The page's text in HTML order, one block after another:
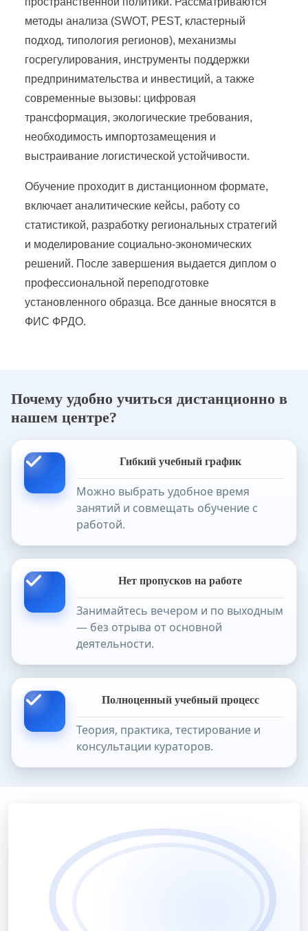
методы анализа (SWOT, PEST, кластерный
подход, типология регионов), механизмы
госрегулирования, инструменты поддержки
предпринимательства и инвестиций, а также
современные вызовы: цифровая
трансформация, экологические требования,
необходимость импортозамещения и
выстраивание логистической устойчивости.
Обучение проходит в дистанционном формате,
включает аналитические кейсы, работу со
статистикой, разработку региональных стратегий
и моделирование социально-экономических
решений. После завершения выдается диплом о
профессиональной переподготовке
установленного образца. Все данные вносятся в
ФИС ФРДО.
Почему удобно учиться дистанционно в
нашем центре?
Гибкий учебный график
Можно выбрать удобное время
занятий и совмещать обучение с
работой.
Нет пропусков на работе
Занимайтесь вечером и по выходным
— без отрыва от основной
деятельности.
Полноценный учебный процесс
Теория, практика, тестирование и
консультации кураторов.